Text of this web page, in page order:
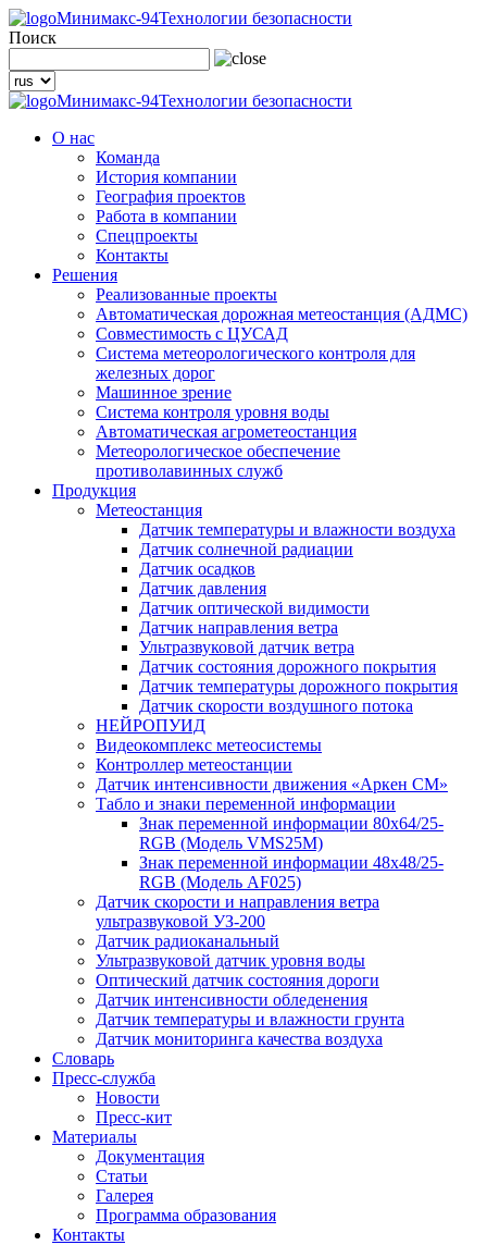
Минимакс-94Технологии безопасности
Поиск
Минимакс-94Технологии безопасности
О нас
Команда
История компании
География проектов
Работа в компании
Спецпроекты
Контакты
Решения
Реализованные проекты
Автоматическая дорожная метеостанция (АДМС)
Совместимость с ЦУСАД
Система метеорологического контроля для
железных дорог
Машинное зрение
Система контроля уровня воды
Автоматическая агрометеостанция
Метеорологическое обеспечение
противолавинных служб
Продукция
Метеостанция
Датчик температуры и влажности воздуха
Датчик солнечной радиации
Датчик осадков
Датчик давления
Датчик оптической видимости
Датчик направления ветра
Ультразвуковой датчик ветра
Датчик состояния дорожного покрытия
Датчик температуры дорожного покрытия
Датчик скорости воздушного потока
НЕЙРОПУИД
Видеокомплекс метеосистемы
Контроллер метеостанции
Датчик интенсивности движения «Аркен СМ»
Табло и знаки переменной информации
Знак переменной информации 80х64/25-
RGB (Модель VMS25M)
Знак переменной информации 48х48/25-
RGB (Модель АF025)
Датчик скорости и направления ветра
ультразвуковой УЗ-200
Датчик радиоканальный
Ультразвуковой датчик уровня воды
Оптический датчик состояния дороги
Датчик интенсивности обледенения
Датчик температуры и влажности грунта
Датчик мониторинга качества воздуха
Словарь
Пресс-служба
Новости
Пресс-кит
Материалы
Документация
Статьи
Галерея
Программа образования
Контакты